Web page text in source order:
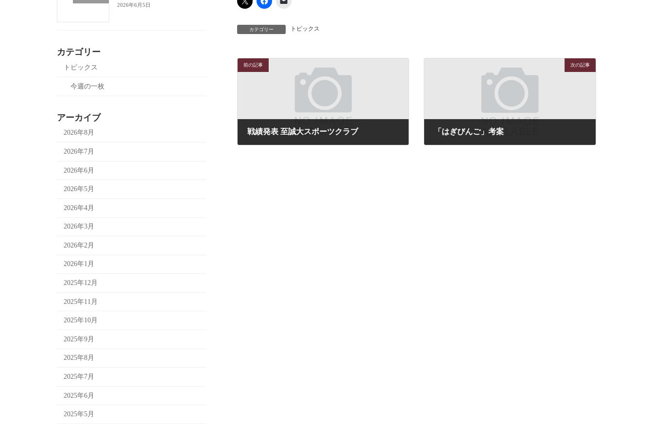
カテゴリー トピックス
前の記事
戦績発表 至誠大スポーツクラブ
次の記事
「はぎびんご」考案
2026年6月5日
カテゴリー
トピックス
今週の一枚
アーカイブ
2026年8月
2026年7月
2026年6月
2026年5月
2026年4月
2026年3月
2026年2月
2026年1月
2025年12月
2025年11月
2025年10月
2025年9月
2025年8月
2025年7月
2025年6月
2025年5月